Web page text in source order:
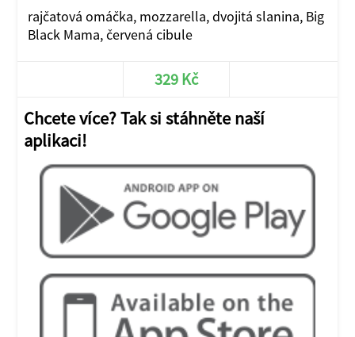
rajčatová omáčka, mozzarella, dvojitá slanina, Big
Black Mama, červená cibule
329 Kč
Chcete více? Tak si stáhněte naší
aplikaci!